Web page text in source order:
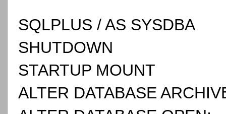
SQLPLUS / AS SYSDBA
SHUTDOWN
STARTUP MOUNT
ALTER DATABASE